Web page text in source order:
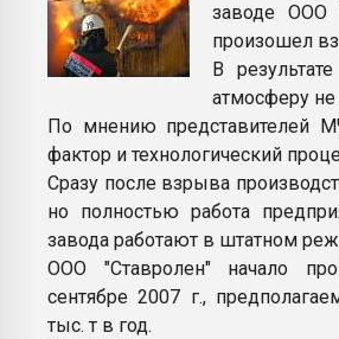
заводе ООО
произошел
В
атмосферу
По мнению представителей
фактор и технологический
Сразу после взрыва
но полностью работа
завода работают в штатном
ООО "Ставролен" начало
сентябре 2007 г.,
тыс. т в год.